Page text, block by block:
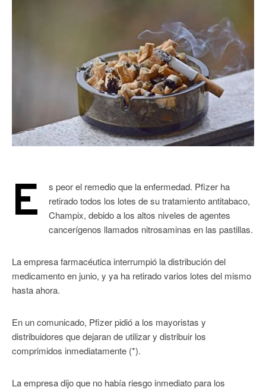
E
s peor el remedio que la enfermedad. Pfizer ha
retirado todos los lotes de su tratamiento antitabaco,
Champix, debido a los altos niveles de agentes
cancerígenos llamados nitrosaminas en las pastillas.
La empresa farmacéutica interrumpió la distribución del
medicamento en junio, y ya ha retirado varios lotes del mismo
hasta ahora.
En un comunicado, Pfizer pidió a los mayoristas y
distribuidores que dejaran de utilizar y distribuir los
comprimidos inmediatamente (*).
La empresa dijo que no había riesgo inmediato para los